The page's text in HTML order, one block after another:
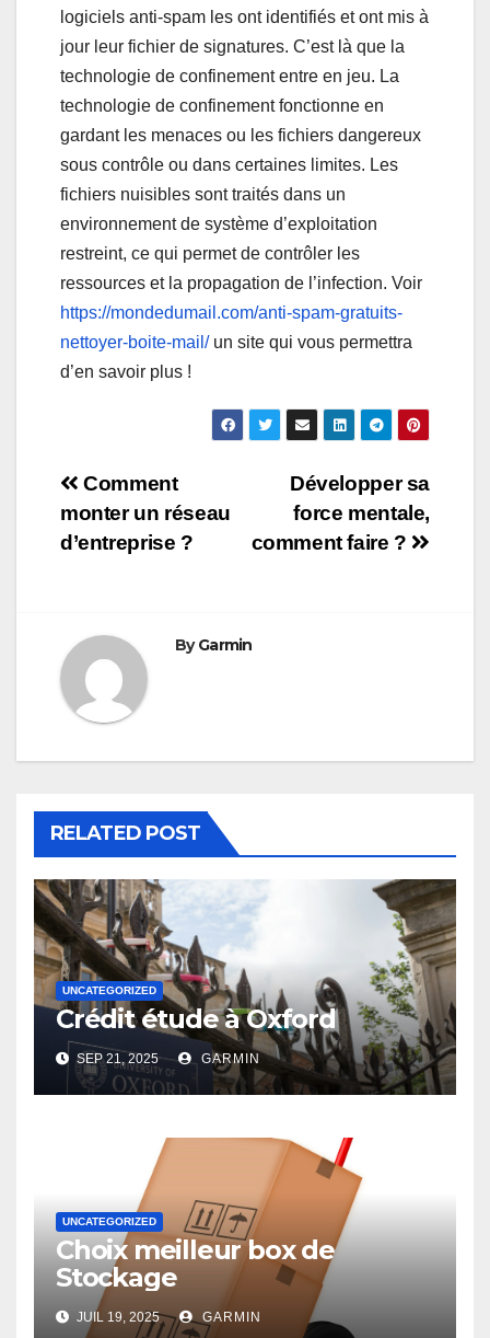
logiciels anti-spam les ont identifiés et ont mis à
jour leur fichier de signatures. C’est là que la
technologie de confinement entre en jeu. La
technologie de confinement fonctionne en
gardant les menaces ou les fichiers dangereux
sous contrôle ou dans certaines limites. Les
fichiers nuisibles sont traités dans un
environnement de système d’exploitation
restreint, ce qui permet de contrôler les
ressources et la propagation de l’infection. Voir
https://mondedumail.com/anti-spam-gratuits-
nettoyer-boite-mail/un site qui vous permettra
d’en savoir plus !
Navigation
de
Développer sa
force mentale,
comment faire ?
Comment
monter un réseau
d’entreprise ?
ByGarmin
RELATED POST
UNCATEGORIZED
Crédit étude à Oxford
SEP 21, 2025 GARMIN
UNCATEGORIZED
Choix meilleur box de
Stockage
JUIL 19, 2025 GARMIN